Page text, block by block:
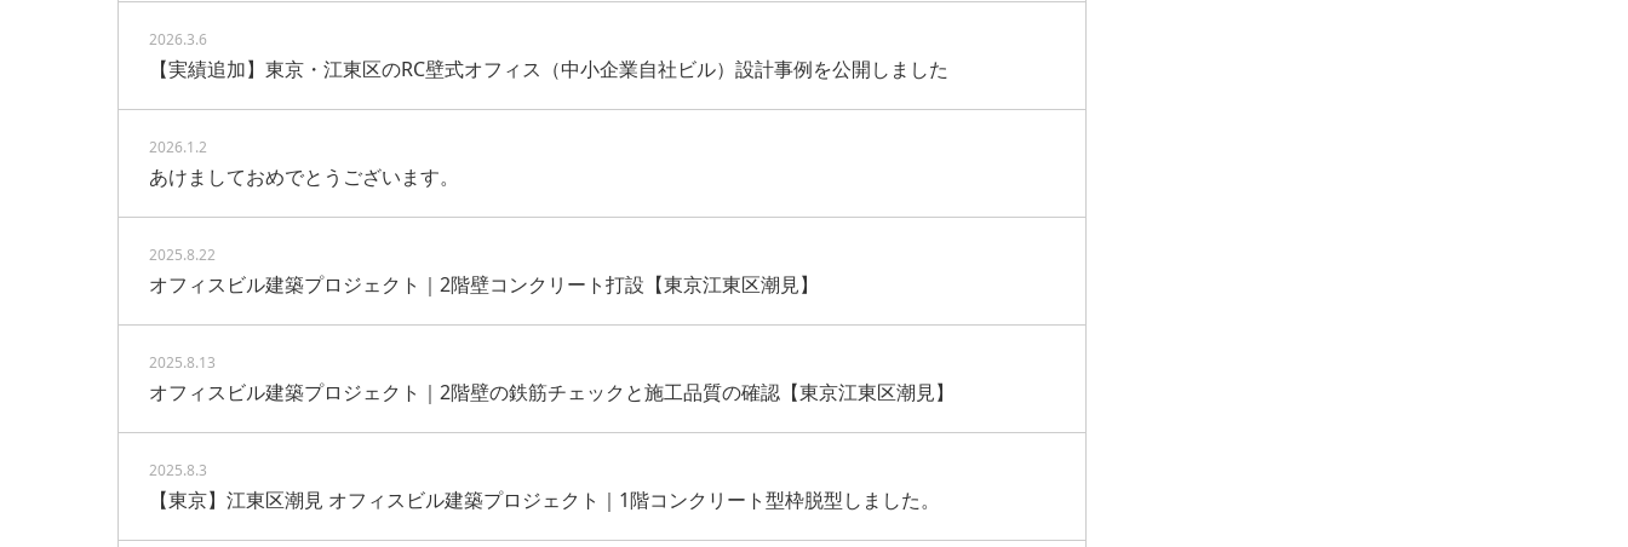
2026.3.6
【実績追加】東京・江東区のRC壁式オフィス（中小企業自社ビル）設計事例を公開しました
2026.1.2
あけましておめでとうございます。
2025.8.22
オフィスビル建築プロジェクト｜2階壁コンクリート打設【東京江東区潮見】
2025.8.13
オフィスビル建築プロジェクト｜2階壁の鉄筋チェックと施工品質の確認【東京江東区潮見】
2025.8.3
【東京】江東区潮見 オフィスビル建築プロジェクト｜1階コンクリート型枠脱型しました。